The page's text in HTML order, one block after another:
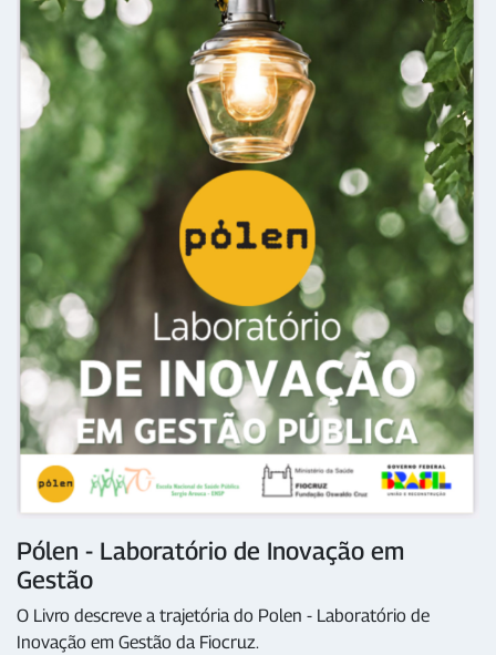
Pólen - Laboratório de Inovação em
Gestão
O Livro descreve a trajetória do Polen - Laboratório de
Inovação em Gestão da Fiocruz.